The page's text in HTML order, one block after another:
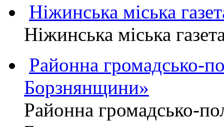
Ніжинська міська
Ніжинська міська
Районна громадсько-
Борзнянщини»
Районна громадсько-